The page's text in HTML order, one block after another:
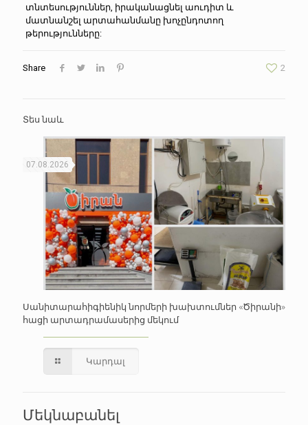
տնտեսություններ, իրականացնել աուդիտ և
մատնանշել արտահանմանը խոչընդոտող
թերությունները:
Share 2
Տես նաև
07.08.2026
Սանիտարահիգիենիկ նորմերի խախտումներ «Ծիրանի»
հացի արտադրամասերից մեկում
Կարդալ
Մեկնաբանել